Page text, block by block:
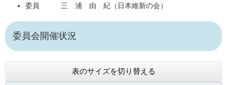
委員 三 浦 由 紀（日本維新の会）
委員会開催状況
表のサイズを切り替える